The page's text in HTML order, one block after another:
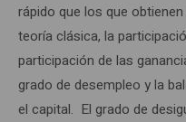
rápido que los que
teoría clásica, la
participación de las
grado de desempleo y la
el capital. El grado de